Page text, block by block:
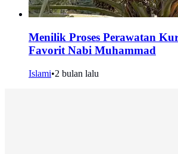
Menilik Proses Perawatan
Favorit Nabi Muhammad
Islami•2 bulan lalu